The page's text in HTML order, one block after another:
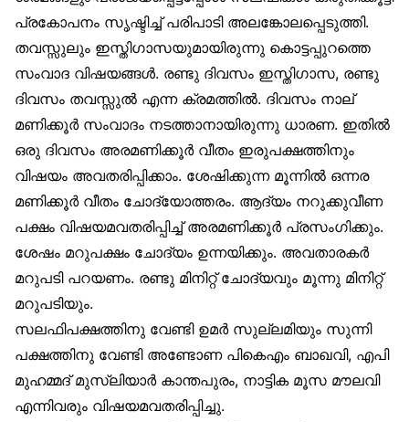
പ്രകോപനം സൃഷ്ടിച്ച് പരിപാടി അലങ്കോലപ്പെടുത്തി.
തവസ്സുലും ഇസ്തിഗാസയുമായിരുന്നു കൊട്ടപ്പുറത്തെ
സംവാദ വിഷയങ്ങൾ. രണ്ടു ദിവസം ഇസ്തിഗാസ, രണ്ടു
ദിവസം തവസ്സുൽ എന്ന ക്രമത്തിൽ. ദിവസം നാല്
മണിക്കൂർ സംവാദം നടത്താനായിരുന്നു ധാരണ. ഇതിൽ
ഒരു ദിവസം അരമണിക്കൂർ വീതം ഇരുപക്ഷത്തിനും
വിഷയം അവതരിപ്പിക്കാം. ശേഷിക്കുന്ന മൂന്നിൽ ഒന്നര
മണിക്കൂർ വീതം ചോദ്യോത്തരം. ആദ്യം നറുക്കുവീണ
പക്ഷം വിഷയമവതരിപ്പിച്ച് അരമണിക്കൂർ പ്രസംഗിക്കും.
ശേഷം മറുപക്ഷം ചോദ്യം ഉന്നയിക്കും. അവതാരകർ
മറുപടി പറയണം. രണ്ടു മിനിറ്റ് ചോദ്യവും മൂന്നു മിനിറ്റ്
മറുപടിയും.
സലഫിപക്ഷത്തിനു വേണ്ടി ഉമർ സുല്ലമിയും സുന്നി
പക്ഷത്തിനു വേണ്ടി അണ്ടോണ പികെഎം ബാഖവി, എപി
മുഹമ്മദ് മുസ്‌ലിയാർ കാന്തപുരം, നാട്ടിക മൂസ മൗലവി
എന്നിവരും വിഷയമവതരിപ്പിച്ചു.